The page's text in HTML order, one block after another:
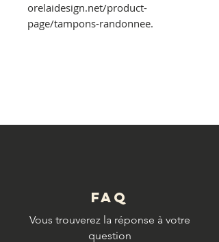
orelaidesign.net/product-
page/tampons-randonnee.
FAQ
Vous trouverez la réponse à votre
question